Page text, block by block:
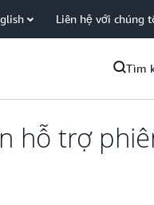
Liên hệ với chúng
Tìm
hỗ trợ